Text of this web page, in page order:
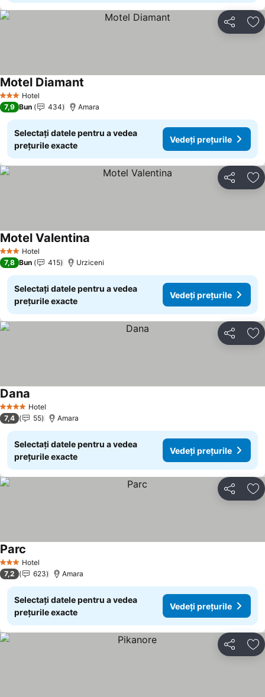
Distribuiți
3 SteleHotel
Motel Diamant
7,9 Bun 434 Amara
Selectați datele pentru a vedea
prețurile exacte
Vedeți prețurile
Distribuiți
3 SteleHotel
Motel Valentina
7,8 Bun 415 Urziceni
Selectați datele pentru a vedea
prețurile exacte
Vedeți prețurile
Distribuiți
4 Stele Hotel
Dana
7,4 55 Amara
Selectați datele pentru a vedea
prețurile exacte
Vedeți prețurile
Distribuiți
3 SteleHotel
Parc
7,2 623 Amara
Selectați datele pentru a vedea
prețurile exacte
Vedeți prețurile
Distribuiți